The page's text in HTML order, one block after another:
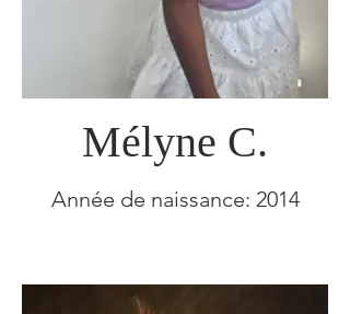
Mélyne C.
Année de naissance: 2014